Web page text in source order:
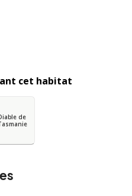
cet habitat
de